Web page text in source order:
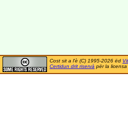
Cost sit a l'è (C) 1995-2026 ëd
Certidun drit riservà për la